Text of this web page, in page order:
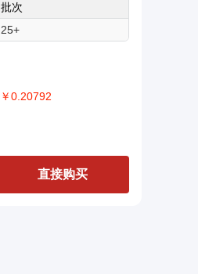
批次
25+
￥0.20792
直接购买